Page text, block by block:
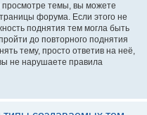
просмотре темы, вы можете
форума. Если этого не
поднятия тем могла быть
до повторного поднятия
тему, просто ответив на неё,
не нарушаете правила